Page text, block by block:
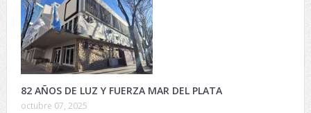
82 AÑOS DE LUZ Y FUERZA MAR DEL PLATA
octubre 07, 2025